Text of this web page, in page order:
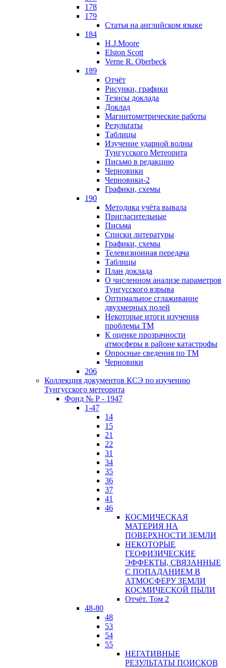
178
179
Статья на английском языке
184
H.J.Moore
Elston Scott
Verne R. Oberbeck
189
Отчёт
Рисунки, графики
Тезисы доклада
Доклад
Магнитометрические работы
Результаты
Таблицы
Изучение ударной волны
Тунгусского Метеорита
Письмо в редакцию
Черновики
Черновики-2
Графики, схемы
190
Методика учёта вывала
Пригласительные
Письма
Списки литературы
Графики, схемы
Телевизионная передача
Таблицы
План доклада
О численном анализе параметров
Тунгусского взрыва
Оптимальное сглаживание
двухмерных полей
Некоторые итоги изучения
проблемы ТМ
К оценке прозрачности
атмосферы в районе катастрофы
Опросные сведения по ТМ
Черновики
206
Коллекция документов КСЭ по изучению
Тунгусского метеорита
Фонд № Р - 1947
1-47
14
15
21
22
31
34
35
36
37
41
46
КОСМИЧЕСКАЯ
МАТЕРИЯ НА
ПОВЕРХНОСТИ ЗЕМЛИ
НЕКОТОРЫЕ
ГЕОФИЗИЧЕСКИЕ
ЭФФЕКТЫ, СВЯЗАННЫЕ
С ПОПАДАНИЕМ В
АТМОСФЕРУ ЗЕМЛИ
КОСМИЧЕСКОЙ ПЫЛИ
Отчёт. Том 2
48-80
48
53
54
55
НЕГАТИВНЫЕ
РЕЗУЛЬТАТЫ ПОИСКОВ